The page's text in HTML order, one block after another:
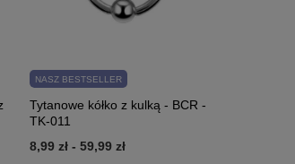
NASZ BESTSELLER
Tytanowe kółko z kulką - BCR -
TK-011
8,99 zł - 59,99 zł